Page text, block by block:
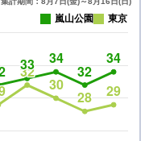
嵐山公園 東京